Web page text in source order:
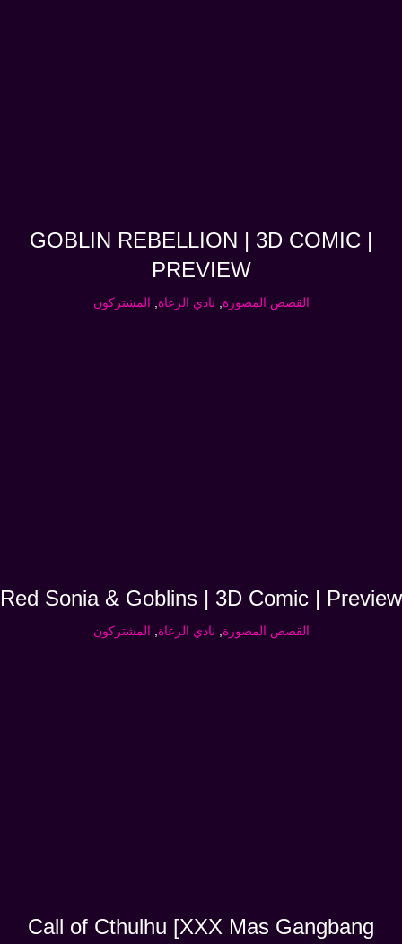
GOBLIN REBELLION | 3D COMIC |
PREVIEW
القصص المصورة, نادي الرعاة, المشتركون
Red Sonia & Goblins | 3D Comic | Preview
القصص المصورة, نادي الرعاة, المشتركون
Call of Cthulhu [XXX Mas Gangbang